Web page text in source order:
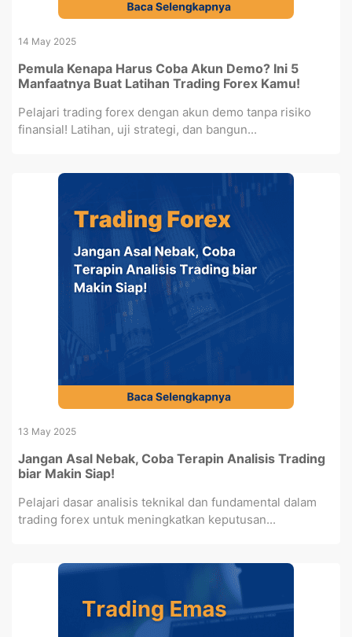
14 May 2025
Pemula Kenapa Harus Coba Akun Demo? Ini 5
Manfaatnya Buat Latihan Trading Forex Kamu!
Pelajari trading forex dengan akun demo tanpa risiko
finansial! Latihan, uji strategi, dan bangun...
13 May 2025
Jangan Asal Nebak, Coba Terapin Analisis Trading
biar Makin Siap!
Pelajari dasar analisis teknikal dan fundamental dalam
trading forex untuk meningkatkan keputusan...